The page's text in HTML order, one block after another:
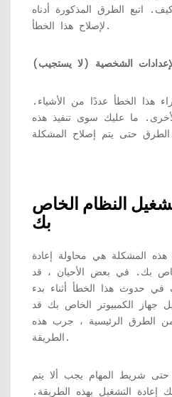
اتبع الطرق المذكورة أدناه
لإصلاح هذا الخطأ.
الشخصية (لا يستجيب)
هذا الخطأ عددًا من الأشياء.
ما عليك سوى تنفيذ هذه
- أعد تشغيل النظام الخاص
بك
المشكلة هي محاولة إعادة
بك. في بعض الأحيان ، قد
حدوث هذا الخطأ أثناء بدء
جهاز الكمبيوتر الخاص بك قد
الطرق الرئيسية ، جرب هذه
الطريقة.
حتى شريط المهام يجب ألا يتم
إعادة التشغيل بهذه الطريقة.